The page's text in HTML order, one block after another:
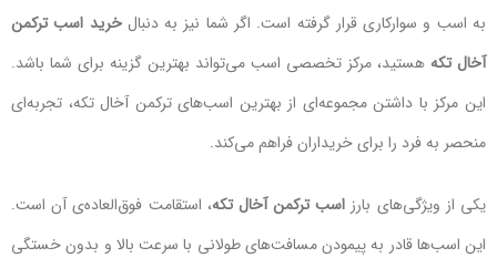
به اسب و سوارکاری قرار گرفته است. اگر شما نیز به دنبالخرید اسب ترکمن
آخال تکه هستید، مرکز تخصصی اسب می‌تواند بهترین گزینه برای شما باشد.
این مرکز با داشتن مجموعه‌ای از بهترین اسب‌های ترکمن آخال تکه، تجربه‌ای
منحصر به فرد را برای خریداران فراهم می‌کند.
یکی از ویژگی‌های بارز اسب ترکمن آخال تکه، استقامت فوق‌العاده‌ی آن است.
این اسب‌ها قادر به پیمودن مسافت‌های طولانی با سرعت بالا و بدون خستگی